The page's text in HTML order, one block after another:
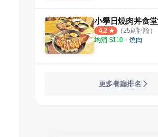
小學日燒肉丼食堂
4.2 （ 25則評論）
均消 $110 ・ 燒肉
更多餐廳排名